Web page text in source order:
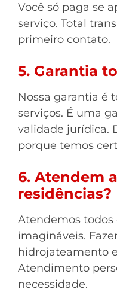
Você só paga se
serviço. Total
primeiro contato.
5. Garantia
Nossa garantia é
serviços. É uma
validade jurídica.
porque temos
6. Atendem
residências?
Atendemos
imagináveis.
hidrojateamento
Atendimento
necessidade.